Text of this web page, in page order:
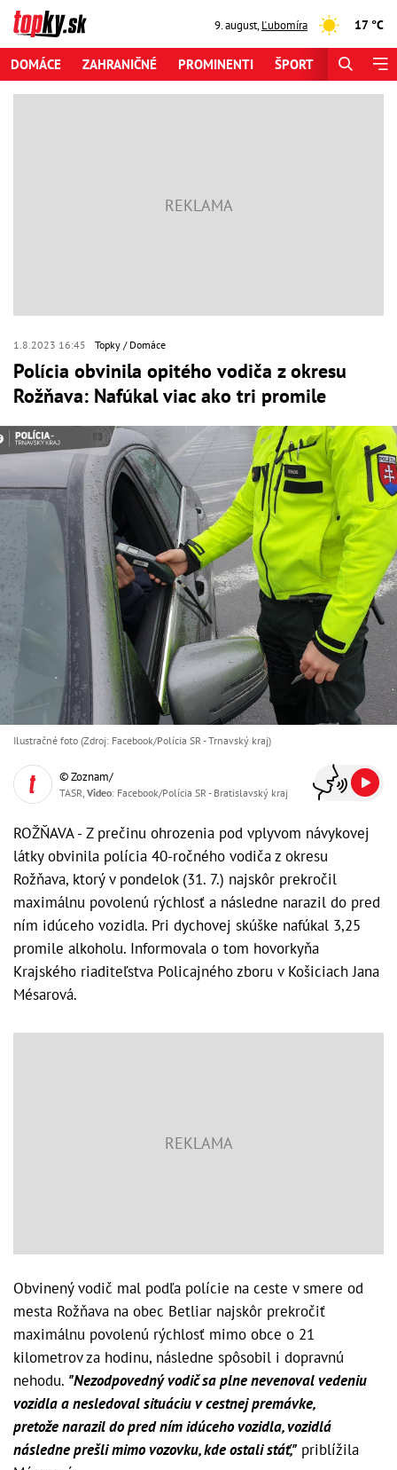
9. august,Ľubomíra 17 °C
DOMÁCE ZAHRANIČNÉ PROMINENTI ŠPORT
1.8.2023 16:45 Topky Domáce
Polícia obvinila opitého vodiča z okresu
Rožňava: Nafúkal viac ako tri promile
Ilustračné foto (Zdroj: Facebook/Polícia SR - Trnavský kraj)
© Zoznam/
TASR, Video: Facebook/Polícia SR - Bratislavský kraj
ROŽŇAVA - Z prečinu ohrozenia pod vplyvom návykovej
látky obvinila polícia 40-ročného vodiča z okresu
Rožňava, ktorý v pondelok (31. 7.) najskôr prekročil
maximálnu povolenú rýchlosť a následne narazil do pred
ním idúceho vozidla. Pri dychovej skúške nafúkal 3,25
promile alkoholu. Informovala o tom hovorkyňa
Krajského riaditeľstva Policajného zboru v Košiciach Jana
Mésarová.
Obvinený vodič mal podľa polície na ceste v smere od
mesta Rožňava na obec Betliar najskôr prekročiť
maximálnu povolenú rýchlosť mimo obce o 21
kilometrov za hodinu, následne spôsobil i dopravnú
nehodu. "Nezodpovedný vodič sa plne nevenoval vedeniu
vozidla a nesledoval situáciu v cestnej premávke,
pretože narazil do pred ním idúceho vozidla, vozidlá
následne prešli mimo vozovku, kde ostali stáť," priblížila